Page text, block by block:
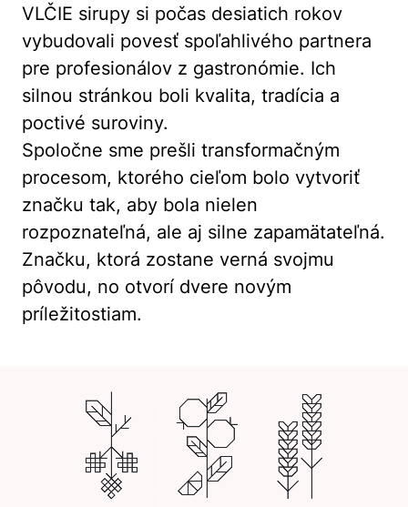
VLČIE sirupy si počas desiatich rokov
vybudovali povesť spoľahlivého partnera
pre profesionálov z gastronómie. Ich
silnou stránkou boli kvalita, tradícia a
poctivé suroviny.
Spoločne sme prešli transformačným
procesom, ktorého cieľom bolo vytvoriť
značku tak, aby bola nielen
rozpoznateľná, ale aj silne zapamätateľná.
Značku, ktorá zostane verná svojmu
pôvodu, no otvorí dvere novým
príležitostiam.